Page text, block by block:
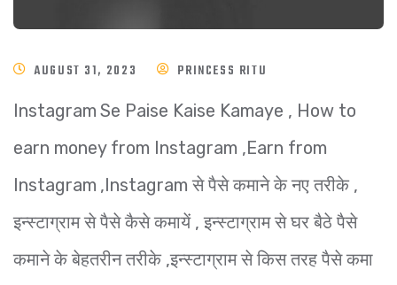
AUGUST 31, 2023 PRINCESS RITU
Instagram Se Paise Kaise Kamaye , How to
earn money from Instagram ,Earn from
Instagram ,Instagram से पैसे कमाने के नए तरीके ,
इन्स्टाग्राम से पैसे कैसे कमायें , इन्स्टाग्राम से घर बैठे पैसे
कमाने के बेहतरीन तरीके ,इन्स्टाग्राम से किस तरह पैसे कमा